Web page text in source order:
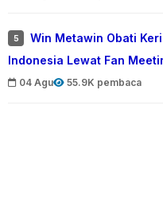
5
Win Metawin Obati
Indonesia Lewat Fan
04 Agu 55.9K pembaca